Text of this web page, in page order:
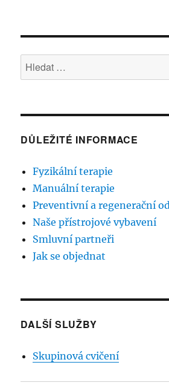
Hledat:
DŮLEŽITÉ INFORMACE
Fyzikální terapie
Manuální terapie
Preventivní a regenerační
Naše přístrojové vybavení
Smluvní partneři
Jak se objednat
DALŠÍ SLUŽBY
Skupinová cvičení